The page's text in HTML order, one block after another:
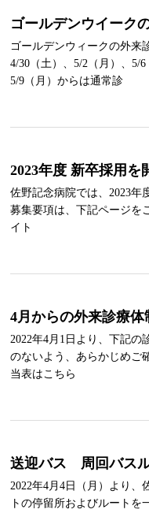
ゴールデンウイーク
ゴールデンウィークの外来
4/30（土）、5/2（月）、5/
5/9（月）からは通常診
2023年度 新卒採用を
佐野記念病院では、2023年
募集要項は、下記ページ
イト
4月からの外来診療体
2022年4月1日より、下記
のないよう、あらかじめご
当表はこちら
送迎バス 周回バス
2022年4月4日（月）より、
トの停留所およびルート